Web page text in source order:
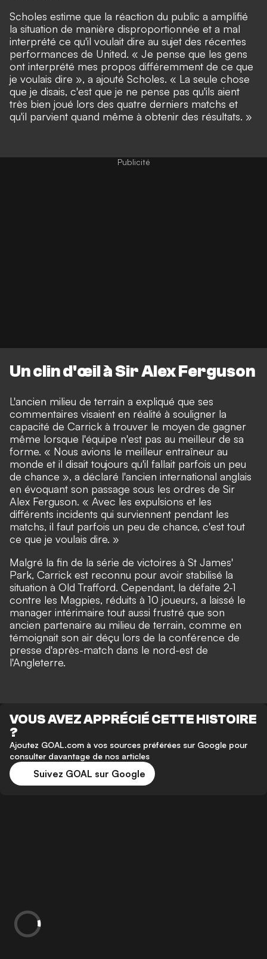
Scholes estime que la réaction du public a amplifié
la situation de manière disproportionnée et a mal
interprété ce qu'il voulait dire au sujet des récentes
performances de United. « Je pense que les gens
ont interprété mes propos différemment de ce que
je voulais dire », a ajouté Scholes. « La seule chose
que je disais, c'est que je ne pense pas qu'ils aient
très bien joué lors des quatre derniers matchs et
qu'il parvient quand même à obtenir des résultats. »
Un clin d'œil à Sir Alex Ferguson
L'ancien milieu de terrain a expliqué que ses
commentaires visaient en réalité à souligner la
capacité de Carrick à trouver le moyen de gagner
même lorsque l'équipe n'est pas au meilleur de sa
forme. « Nous avions le meilleur entraîneur au
monde et il disait toujours qu'il fallait parfois un peu
de chance », a déclaré l'ancien international anglais
en évoquant son passage sous les ordres de Sir
Alex Ferguson. « Avec les expulsions et les
différents incidents qui surviennent pendant les
matchs, il faut parfois un peu de chance, c'est tout
ce que je voulais dire. »
Malgré la fin de la série de victoires à St James'
Park, Carrick est reconnu pour avoir stabilisé la
situation à Old Trafford. Cependant, la défaite 2-1
contre les Magpies, réduits à 10 joueurs, a laissé le
manager intérimaire tout aussi frustré que son
ancien partenaire au milieu de terrain, comme en
témoignait son air déçu lors de la conférence de
presse d'après-match dans le nord-est de
l'Angleterre.
VOUS AVEZ APPRÉCIÉ CETTE HISTOIRE
?
Ajoutez GOAL.com à vos sources préférées sur Google pour
consulter davantage de nos articles
Suivez GOAL sur Google